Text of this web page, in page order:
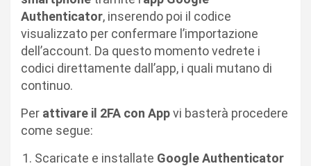
Authenticator, inserendo poi il codice
visualizzato per confermare l’importazione
dell’account. Da questo momento vedrete i
codici direttamente dall’app, i quali mutano di
continuo.
Per attivare il 2FA con Appvi basterà procedere
come segue:
Scaricate e installate Google Authenticator